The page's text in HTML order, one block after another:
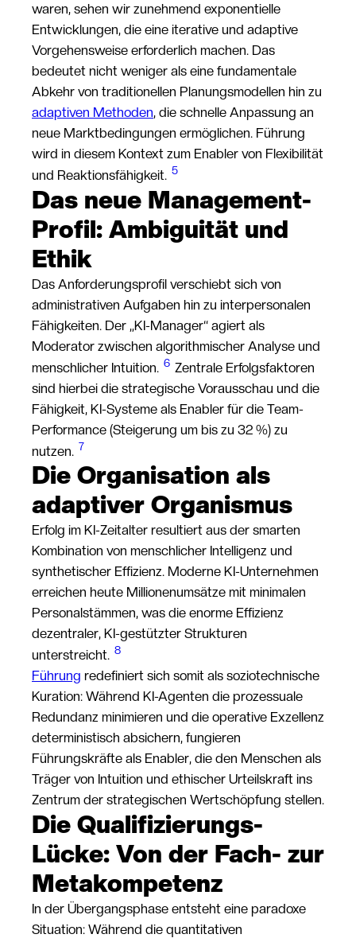
waren, sehen wir zunehmend exponentielle
Entwicklungen, die eine iterative und adaptive
Vorgehensweise erforderlich machen. Das
bedeutet nicht weniger als eine fundamentale
Abkehr von traditionellen Planungsmodellen hin zu
adaptiven Methoden, die schnelle Anpassung an
neue Marktbedingungen ermöglichen. Führung
wird in diesem Kontext zum Enabler von Flexibilität
und Reaktionsfähigkeit. 5
Das neue Management-
Profil: Ambiguität und
Ethik
Das Anforderungsprofil verschiebt sich von
administrativen Aufgaben hin zu interpersonalen
Fähigkeiten. Der „KI-Manager“ agiert als
Moderator zwischen algorithmischer Analyse und
menschlicher Intuition. 6 Zentrale Erfolgsfaktoren
sind hierbei die strategische Vorausschau und die
Fähigkeit, KI-Systeme als Enabler für die Team-
Performance (Steigerung um bis zu 32 %) zu
nutzen. 7
Die Organisation als
adaptiver Organismus
Erfolg im KI-Zeitalter resultiert aus der smarten
Kombination von menschlicher Intelligenz und
synthetischer Effizienz. Moderne KI-Unternehmen
erreichen heute Millionenumsätze mit minimalen
Personalstämmen, was die enorme Effizienz
dezentraler, KI-gestützter Strukturen
unterstreicht. 8
Führung redefiniert sich somit als soziotechnische
Kuration: Während KI-Agenten die prozessuale
Redundanz minimieren und die operative Exzellenz
deterministisch absichern, fungieren
Führungskräfte als Enabler, die den Menschen als
Träger von Intuition und ethischer Urteilskraft ins
Zentrum der strategischen Wertschöpfung stellen.
Die Qualifizierungs-
Lücke: Von der Fach- zur
Metakompetenz
In der Übergangsphase entsteht eine paradoxe
Situation: Während die quantitativen